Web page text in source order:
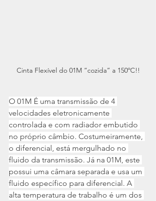
Cinta Flexível do 01M “cozida” a 150ºC!!
O 01M É uma transmissão de 4
velocidades eletronicamente
controlada e com radiador embutido
no próprio câmbio. Costumeiramente,
o diferencial, está mergulhado no
fluido da transmissão. Já na 01M, este
possui uma câmara separada e usa um
fluido específico para diferencial. A
alta temperatura de trabalho é um dos